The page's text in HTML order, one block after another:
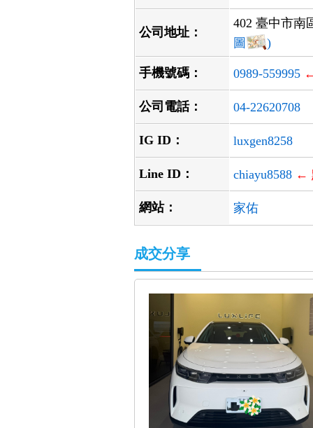
公司地址：
402 臺中市南
圖
)
手機號碼： 0989-559995
公司電話： 04-22620708
IG ID： luxgen8258
Line ID： chiayu8588 ←
網站： 家佑
成交分享